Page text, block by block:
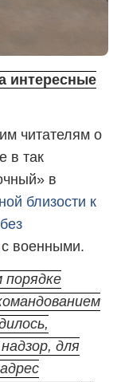
интересные
читателям о
в так
в
близости к
с военными.
порядке
для